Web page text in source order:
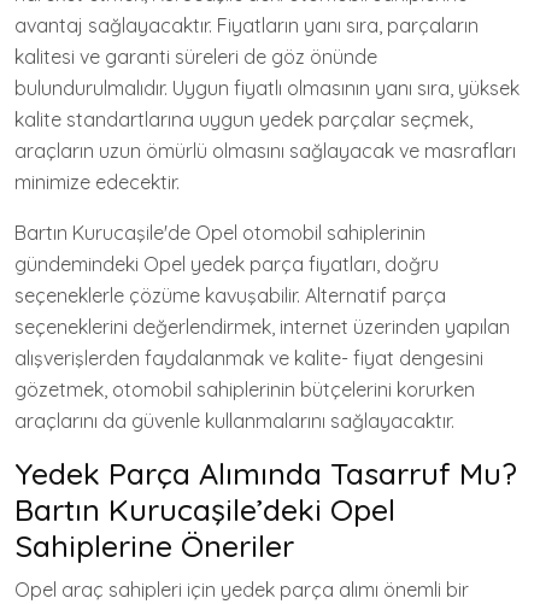
avantaj sağlayacaktır. Fiyatların yanı sıra, parçaların
kalitesi ve garanti süreleri de göz önünde
bulundurulmalıdır. Uygun fiyatlı olmasının yanı sıra, yüksek
kalite standartlarına uygun yedek parçalar seçmek,
araçların uzun ömürlü olmasını sağlayacak ve masrafları
minimize edecektir.
Bartın Kurucaşile'de Opel otomobil sahiplerinin
gündemindeki Opel yedek parça fiyatları, doğru
seçeneklerle çözüme kavuşabilir. Alternatif parça
seçeneklerini değerlendirmek, internet üzerinden yapılan
alışverişlerden faydalanmak ve kalite- fiyat dengesini
gözetmek, otomobil sahiplerinin bütçelerini korurken
araçlarını da güvenle kullanmalarını sağlayacaktır.
Yedek Parça Alımında Tasarruf Mu?
Bartın Kurucaşile’deki Opel
Sahiplerine Öneriler
Opel araç sahipleri için yedek parça alımı önemli bir